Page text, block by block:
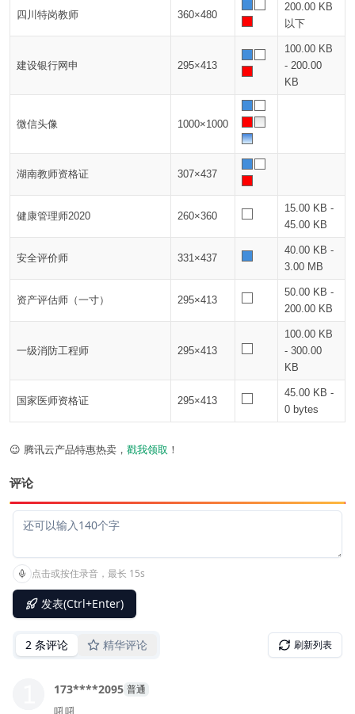
四川特岗教师 360×480
200.00 KB
以下
建设银行网申 295×413
100.00 KB
- 200.00
KB
微信头像 1000×1000
湖南教师资格证 307×437
健康管理师2020 260×360
15.00 KB -
45.00 KB
安全评价师 331×437
40.00 KB -
3.00 MB
资产评估师（一寸） 295×413
50.00 KB -
200.00 KB
一级消防工程师 295×413
100.00 KB
- 300.00
KB
国家医师资格证 295×413
45.00 KB -
0 bytes
😉 腾讯云产品特惠热卖， 戳我领取 ！
评论